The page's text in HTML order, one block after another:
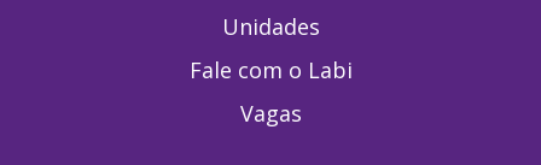
Unidades
Fale com o Labi
Vagas